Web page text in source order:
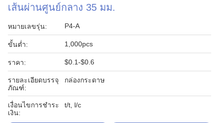
เส้นผ่านศูนย์กลาง 35 มม.
หมายเลขรุ่น: P4-A
ขั้นต่ำ: 1,000pcs
ราคา: $0.1-$0.6
รายละเอียดบรรจุ
ภัณฑ์:
กล่องกระดาษ
เงื่อนไขการชำระ
เงิน:
t/t, l/c